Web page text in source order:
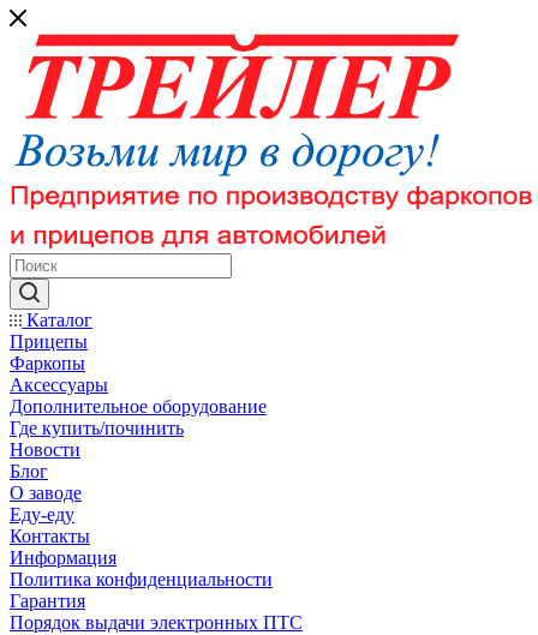
Каталог
Прицепы
Фаркопы
Аксессуары
Дополнительное оборудование
Где купить/починить
Новости
Блог
О заводе
Еду-еду
Контакты
Информация
Политика конфиденциальности
Гарантия
Порядок выдачи электронных ПТС